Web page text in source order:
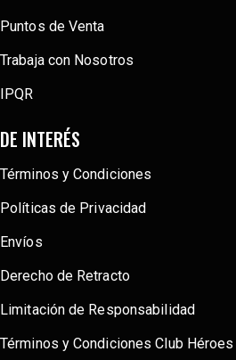
Puntos de Venta
Trabaja con Nosotros
IPQR
DE INTERÉS
Términos y Condiciones
Políticas de Privacidad
Envíos
Derecho de Retracto
Limitación de Responsabilidad
Términos y Condiciones Club